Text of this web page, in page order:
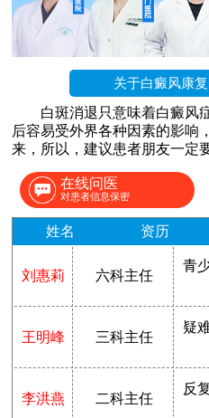
关于白癜风康
白斑消退只意味着白癜风
后容易受外界各种因素的影响
来，所以，建议患者朋友一定
在线问医
对患者信息保密
姓名 资历
刘惠莉 六科主任
青
王明峰 三科主任
疑
李洪燕 二科主任
反